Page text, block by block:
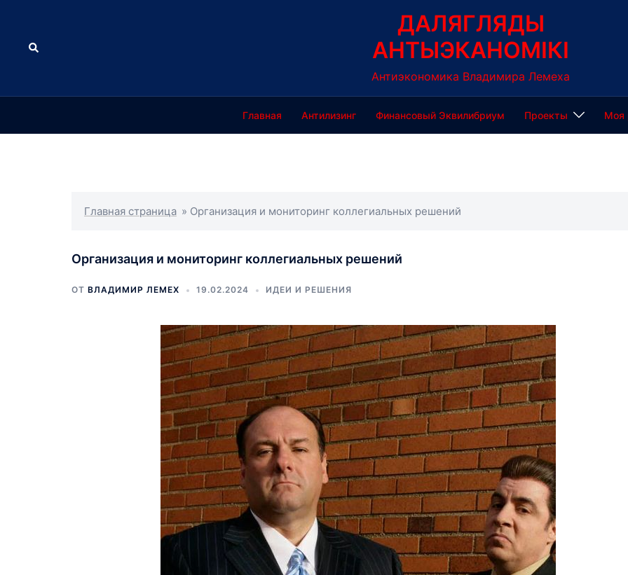
содержимому
Поиск
ДАЛЯГЛЯДЫ
АНТЫЭКАНОМІКІ
Антиэкономика Владимира Лемеха
Главная Антилизинг Финансовый Эквилибриум Проекты Моя
Главная страница » Организация и мониторинг коллегиальных решений
Организация и мониторинг коллегиальных решений
ОТ ВЛАДИМИР ЛЕМЕХ 19.02.2024 ИДЕИ И РЕШЕНИЯ